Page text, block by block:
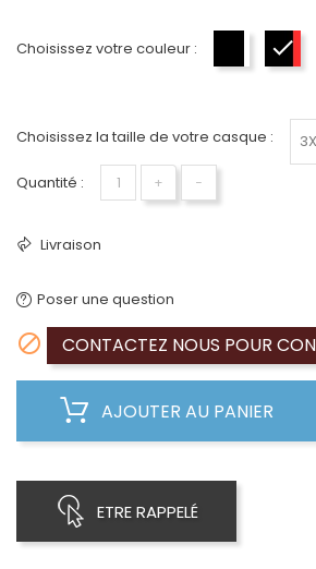
Choisissez votre couleur : Noir mat-
Choisissez la taille de votre casque :
Quantité : + −
Livraison
Poser une question
 CONTACTEZ NOUS POUR
AJOUTER AU PANIER
ETRE RAPPELÉ